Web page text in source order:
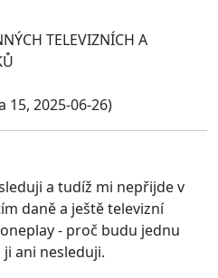
TELEVIZNÍCH A
15, 2025-06-26)
a tudíž mi nepřijde v
daně a ještě televizní
- proč budu jednu
ani nesleduji.